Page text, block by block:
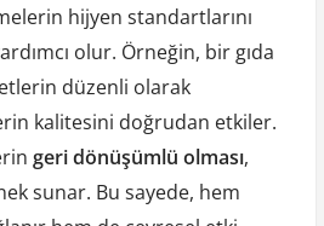
hijyen standartlarını
olur. Örneğin, bir gıda
düzenli olarak
kalitesini doğrudan etkiler.
geri dönüşümlü olması,
sunar. Bu sayede, hem